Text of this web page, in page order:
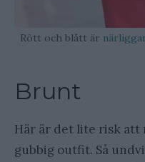
Rött och blått är
Brunt
Här är det lite risk att
gubbig outfit. Så